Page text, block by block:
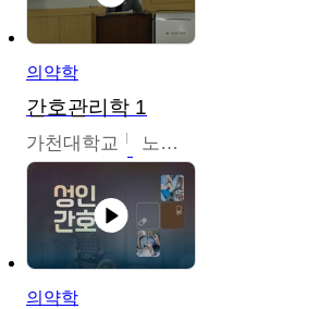
의약학
간호관리학 1
가천대학교 노원정
의약학